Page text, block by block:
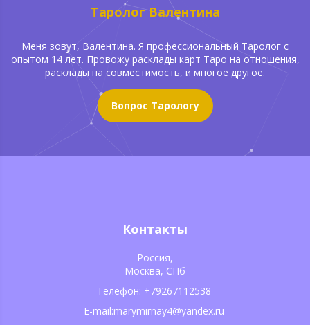
Таролог Валентина
Меня зовут, Валентина. Я профессиональный Таролог с
опытом 14 лет. Провожу расклады карт Таро на отношения,
расклады на совместимость, и многое другое.
Вопрос Тарологу
Контакты
Россия,
Москва, СПб
Телефон: +79267112538
E-mail:marymirnay4@yandex.ru